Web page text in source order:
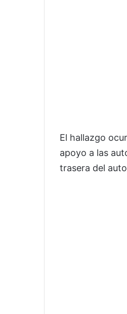
El hallazgo
apoyo a las
trasera del